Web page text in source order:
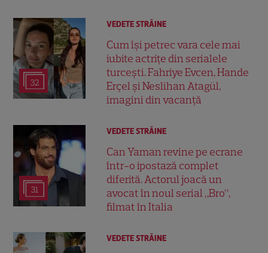
32
VEDETE STRĂINE
Cum își petrec vara cele mai
iubite actrițe din serialele
turcești. Fahriye Evcen, Hande
Erçel și Neslihan Atagül,
imagini din vacanță
31
VEDETE STRĂINE
Can Yaman revine pe ecrane
într-o ipostază complet
diferită. Actorul joacă un
avocat în noul serial „Bro”,
filmat în Italia
VEDETE STRĂINE